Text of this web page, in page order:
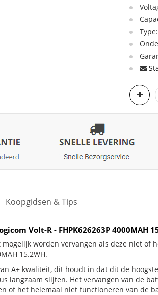
Koopgidsen & Tips
Volt-R - FHPK626263P 4000MAH
worden vervangen als deze niet of
15.2WH.
A+ kwaliteit, dit houdt in dat dit de
langzaam slijten. Het vervangen van de
of het helemaal niet functioneren van de